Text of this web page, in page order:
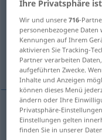
Übersicht aller
(Für mehr Details die
Klafter
Klafter f.
Ihre Privatsphäre
Wir und unsere716-
personenbezogene
Kennungen auf Ihrem
aktivieren Sie Tracking-
Partner verarbeiten
aufgeführten Zwecke.
Inhalte und Anzeigen
können dieses Menü
ändern oder Ihre
Privatsphäre-
Einstellungen gelten
finden Sie in unserer